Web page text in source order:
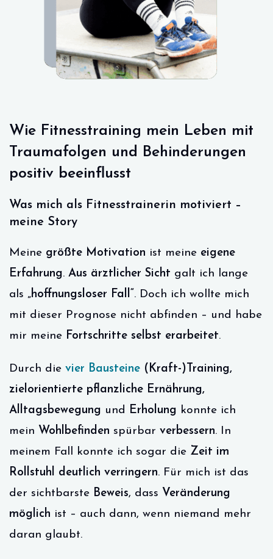
Wie Fitnesstraining mein Leben mit
Traumafolgen und Behinderungen
positiv beeinflusst
Was mich als Fitnesstrainerin motiviert –
meine Story
Meine größte Motivation ist meine eigene
Erfahrung. Aus ärztlicher Sicht galt ich lange
als „hoffnungsloser Fall“. Doch ich wollte mich
mit dieser Prognose nicht abfinden – und habe
mir meine Fortschritte selbst erarbeitet.
Durch die vier Bausteine (Kraft-)Training,
zielorientierte pflanzliche Ernährung,
Alltagsbewegung und Erholung konnte ich
mein Wohlbefinden spürbar verbessern. In
meinem Fall konnte ich sogar die Zeit im
Rollstuhl deutlich verringern. Für mich ist das
der sichtbarste Beweis, dass Veränderung
möglich ist – auch dann, wenn niemand mehr
daran glaubt.